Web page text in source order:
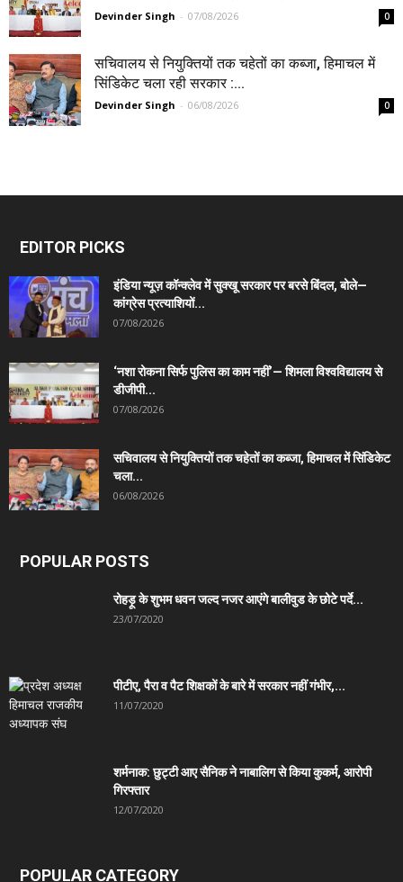
Devinder Singh - 07/08/2026 0
सचिवालय से नियुक्तियों तक चहेतों का कब्जा, हिमाचल में
सिंडिकेट चला रही सरकार :...
Devinder Singh - 06/08/2026 0
EDITOR PICKS
इंडिया न्यूज़ कॉन्क्लेव में सुक्खू सरकार पर बरसे बिंदल, बोले—
कांग्रेस प्रत्याशियों...
07/08/2026
‘नशा रोकना सिर्फ पुलिस का काम नहीं’— शिमला विश्वविद्यालय से
डीजीपी...
07/08/2026
सचिवालय से नियुक्तियों तक चहेतों का कब्जा, हिमाचल में सिंडिकेट
चला...
06/08/2026
POPULAR POSTS
रोहड़ू के शुभम धवन जल्द नजर आएंगे बालीवुड के छोटे पर्दे...
23/07/2020
पीटीए, पैरा व पैट शिक्षकों के बारे में सरकार नहीं गंभीर,...
11/07/2020
शर्मनाक: छुट्टी आए सैनिक ने नाबालिग से किया कुकर्म, आरोपी
गिरफ्तार
12/07/2020
POPULAR CATEGORY